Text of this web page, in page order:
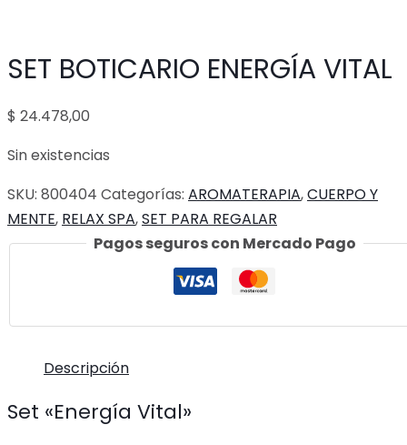
SET BOTICARIO ENERGÍA VITAL
$ 24.478,00
Sin existencias
SKU: 800404 Categorías: AROMATERAPIA,CUERPO Y
MENTE, RELAX SPA,SET PARA REGALAR
Pagos seguros con Mercado Pago
Descripción
Set «Energía Vital»